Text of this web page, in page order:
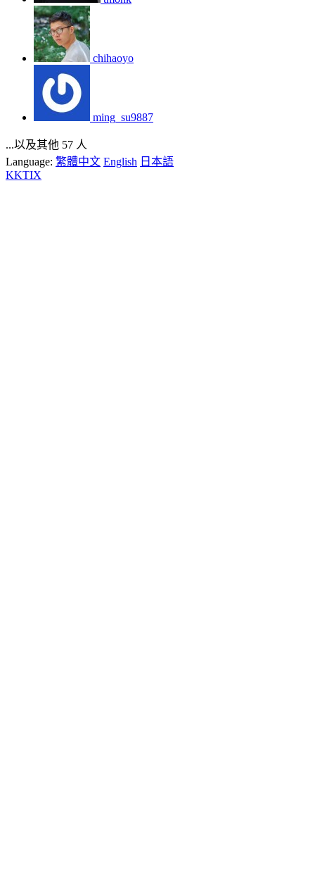
chihaoyo
ming_su9887
...以及其他 57 人
Language: 繁體中文 English 日本語
KKTIX